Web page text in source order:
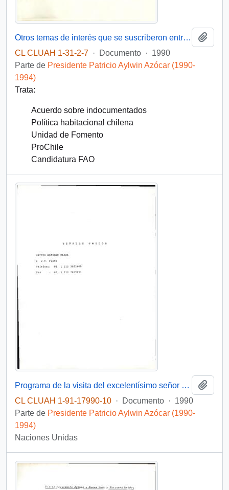
Otros temas de interés que se suscriberon entre Chile-Ecuador
CL CLUAH 1-31-2-7 · Documento · 1990
Parte de Presidente Patricio Aylwin Azócar (1990-
1994)
Trata:
Acuerdo sobre indocumentados
Política habitacional chilena
Unidad de Fomento
ProChile
Candidatura FAO
Programa de la visita del excelentísimo señor Presidente de la República de Chile y señora de Aylwin a la organización de Naciones Unidas
CL CLUAH 1-91-17990-10 · Documento · 1990
Parte de Presidente Patricio Aylwin Azócar (1990-
1994)
Naciones Unidas